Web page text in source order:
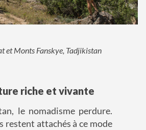
et Monts Fanskye, Tadjikistan
riche et vivante
le nomadisme perdure.
restent attachés à ce mode